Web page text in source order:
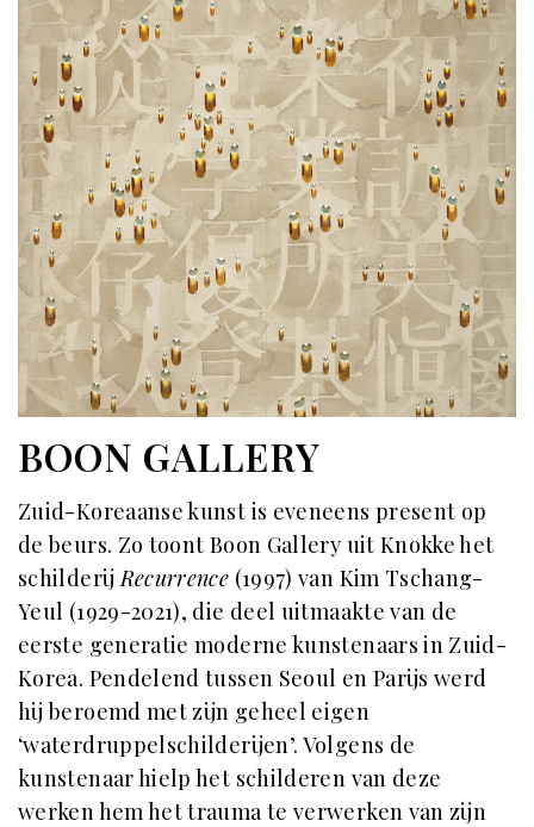
BOON GALLERY
Zuid-Koreaanse kunst is eveneens present op
de beurs. Zo toont Boon Gallery uit Knokke het
schilderij Recurrence (1997) van Kim Tschang-
Yeul (1929-2021), die deel uitmaakte van de
eerste generatie moderne kunstenaars in Zuid-
Korea. Pendelend tussen Seoul en Parijs werd
hij beroemd met zijn geheel eigen
‘waterdruppelschilderijen’. Volgens de
kunstenaar hielp het schilderen van deze
werken hem het trauma te verwerken van zijn